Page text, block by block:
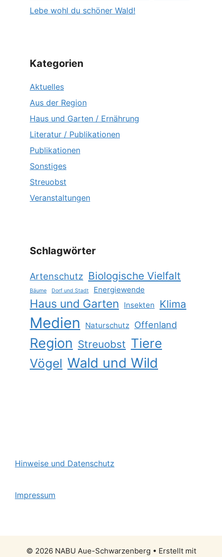
Lebe wohl du schöner Wald!
Kategorien
Aktuelles
Aus der Region
Haus und Garten / Ernährung
Literatur / Publikationen
Publikationen
Sonstiges
Streuobst
Veranstaltungen
Schlagwörter
Artenschutz Biologische Vielfalt
Bäume Dorf und Stadt Energiewende
Haus und Garten Insekten Klima
Medien Naturschutz Offenland
Region Streuobst Tiere
Vögel Wald und Wild
Hinweise und Datenschutz
Impressum
© 2026 NABU Aue-Schwarzenberg • Erstellt mit